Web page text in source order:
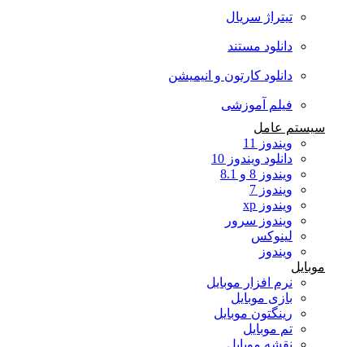
تیتراژ سریال
دانلود مستند
دانلود کارتون و انیمیشن
فیلم آموزشی
سیستم عامل
ویندوز 11
دانلود ویندوز 10
ویندوز 8 و 8.1
ویندوز 7
ویندوز xp
ویندوز سرور
لینوکس
ویندوز
موبایل
نرم افزار موبایل
بازی موبایل
رینگتون موبایل
تم موبایل
نقشه موبایل